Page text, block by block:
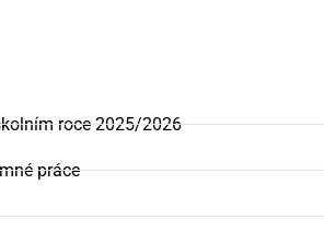
roce 2025/2026
práce